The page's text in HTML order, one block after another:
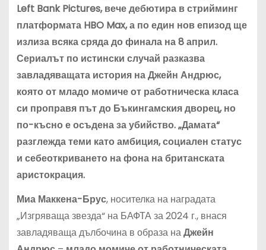
Left Bank Pictures, вече дебютира в стрийминг
платформата HBO Max, а по един нов епизод ще
излиза всяка сряда до финала на 8 април.
Сериалът по истински случай разказва
завладяващата история на Джейн Андрюс,
която от младо момиче от работническа класа
си проправя път до Бъкингамския дворец, но
по-късно е осъдена за убийство. „Дамата“
разглежда теми като амбиция, социален статус
и себеоткриването на фона на британската
аристокрация.
Миа Маккена-Брус, носителка на наградата
„Изгряваща звезда“ на БАФТА за 2024 г., внася
завладяваща дълбочина в образа наДжейн